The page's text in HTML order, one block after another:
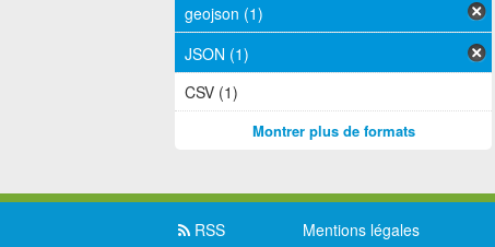
geojson (1)
JSON (1)
CSV (1)
Montrer plus de formats
RSS Mentions légales